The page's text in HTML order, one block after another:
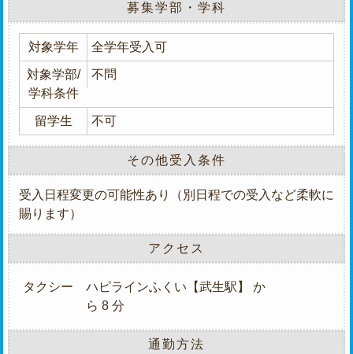
募集学部・学科
対象学年 全学年受入可
対象学部/
学科条件
不問
留学生 不可
その他受入条件
受入日程変更の可能性あり（別日程での受入など柔軟に
賜ります）
アクセス
タクシー
ハピラインふくい【武生駅】 か
ら 8 分
通勤方法